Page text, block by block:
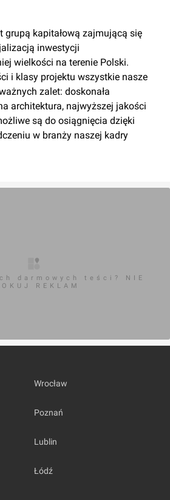
grupą kapitałową zajmującą się
inwestycji
wielkości na terenie Polski.
i klasy projektu wszystkie nasze
zalet: doskonała
architektura, najwyższej jakości
są do osiągnięcia dzięki
w branży naszej kadry
darmowych teści? NIE
REKLAM
Wrocław
Poznań
Lublin
Łódź